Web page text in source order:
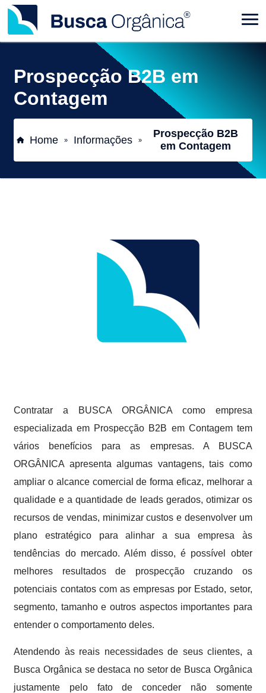
Prospecção B2B em
Contagem
Home » Informações »
Prospecção B2B
em Contagem
Contratar a BUSCA ORGÂNICA como empresa
especializada em Prospecção B2B em Contagem tem
vários benefícios para as empresas. A BUSCA
ORGÂNICA apresenta algumas vantagens, tais como
ampliar o alcance comercial de forma eficaz, melhorar a
qualidade e a quantidade de leads gerados, otimizar os
recursos de vendas, minimizar custos e desenvolver um
plano estratégico para alinhar a sua empresa às
tendências do mercado. Além disso, é possível obter
melhores resultados de prospecção cruzando os
potenciais contatos com as empresas por Estado, setor,
segmento, tamanho e outros aspectos importantes para
entender o comportamento deles.
Atendendo às reais necessidades de seus clientes, a
Busca Orgânica se destaca no setor de Busca Orgânica
justamente pelo fato de conceder não somente